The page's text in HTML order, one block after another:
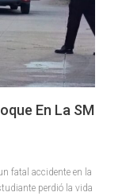
En La SM
fatal accidente en la
perdió la vida